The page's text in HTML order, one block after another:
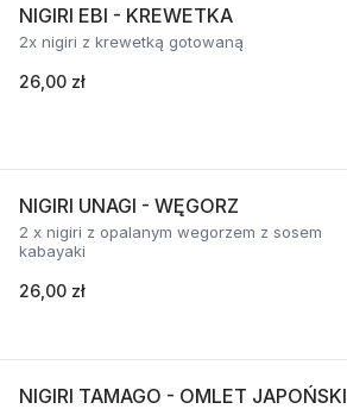
NIGIRI EBI - KREWETKA
2x nigiri z krewetką gotowaną
26,00 zł
NIGIRI UNAGI - WĘGORZ
2 x nigiri z opalanym wegorzem z sosem
kabayaki
26,00 zł
NIGIRI TAMAGO - OMLET JAPOŃSKI